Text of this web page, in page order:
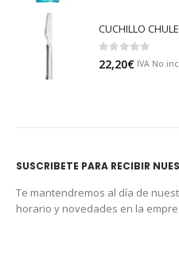
CUCHILLO
0out of 5
22,20€ IVA No
SUSCRIBETE PARA RECIBIR
Te mantendremos al día de
horario y novedades en la